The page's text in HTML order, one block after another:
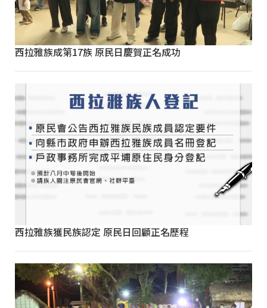
西拉雅族成第17族 原民日慶賀正名成功
西拉雅族獲民族認定 原民日回顧正名歷程